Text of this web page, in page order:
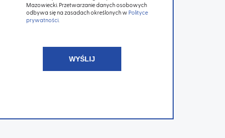
Mazowiecki. Przetwarzanie danych osobowych
odbywa się na zasadach określonych w Polityce
prywatności